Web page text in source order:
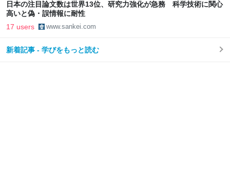
日本の注目論文数は世界13位、研究力強化が急務 科学技術に関心
高いと偽・誤情報に耐性
17 users www.sankei.com
新着記事 - 学びをもっと読む